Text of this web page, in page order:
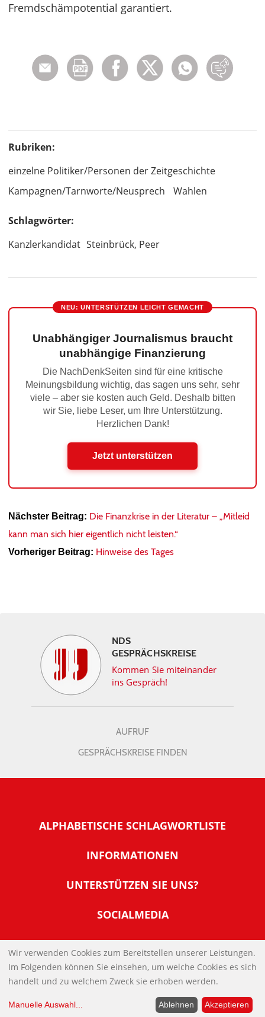
Fremdschämpotential garantiert.
Rubriken:
einzelne Politiker/Personen der Zeitgeschichte
Kampagnen/Tarnworte/Neusprech
Wahlen
Schlagwörter:
Kanzlerkandidat Steinbrück, Peer
NEU: UNTERSTÜTZEN LEICHT GEMACHT
Unabhängiger Journalismus braucht
unabhängige Finanzierung
Die NachDenkSeiten sind für eine kritische
Meinungsbildung wichtig, das sagen uns sehr, sehr
viele – aber sie kosten auch Geld. Deshalb bitten
wir Sie, liebe Leser, um Ihre Unterstützung.
Herzlichen Dank!
Jetzt unterstützen
Nächster Beitrag: Die Finanzkrise in der Literatur – „Mitleid
kann man sich hier eigentlich nicht leisten.“
Vorheriger Beitrag: Hinweise des Tages
NDS
GESPRÄCHSKREISE
Kommen Sie miteinander
ins Gespräch!
AUFRUF
GESPRÄCHSKREISE FINDEN
ALPHABETISCHE SCHLAGWORTLISTE
INFORMATIONEN
Warum NachDenkSeiten
Tipps zur Nutzung der NachDenkSeiten
Banner und E-Mail-Signaturen
Links
Kontakt
Impressum
UNTERSTÜTZEN SIE UNS?
Werden Sie Fördermitglied
Spenden Sie Online
SOCIALMEDIA
IMPRESSUM
DATENSCHUTZERKLÄRUNG
Wir verwenden Cookies zum Bereitstellen unserer Leistungen.
Im Folgenden können Sie einsehen, um welche Cookies es sich
handelt und zu welchem Zweck sie erhoben werden.
Manuelle Auswahl... Ablehnen Akzeptieren